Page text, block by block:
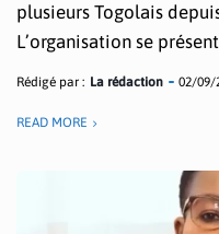
plusieurs Togolais
L’organisation se
Rédigé par : La rédaction 02/09/
READ MORE